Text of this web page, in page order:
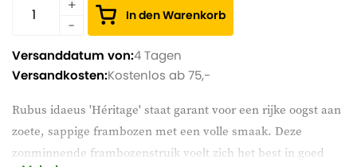
Rubus idaeus 'Héritage' staat garant voor een rijke oogst aan
zoete, sappige frambozen met een volle smaak. Deze
zonminnende frambozenstruik voelt zich het best in goed
In den Warenkorb
Versanddatum von:4 Tagen
Versandkosten:Kostenlos ab 75,-